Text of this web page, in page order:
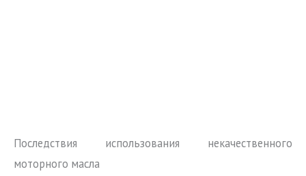
Последствия использования некачественного
моторного масла